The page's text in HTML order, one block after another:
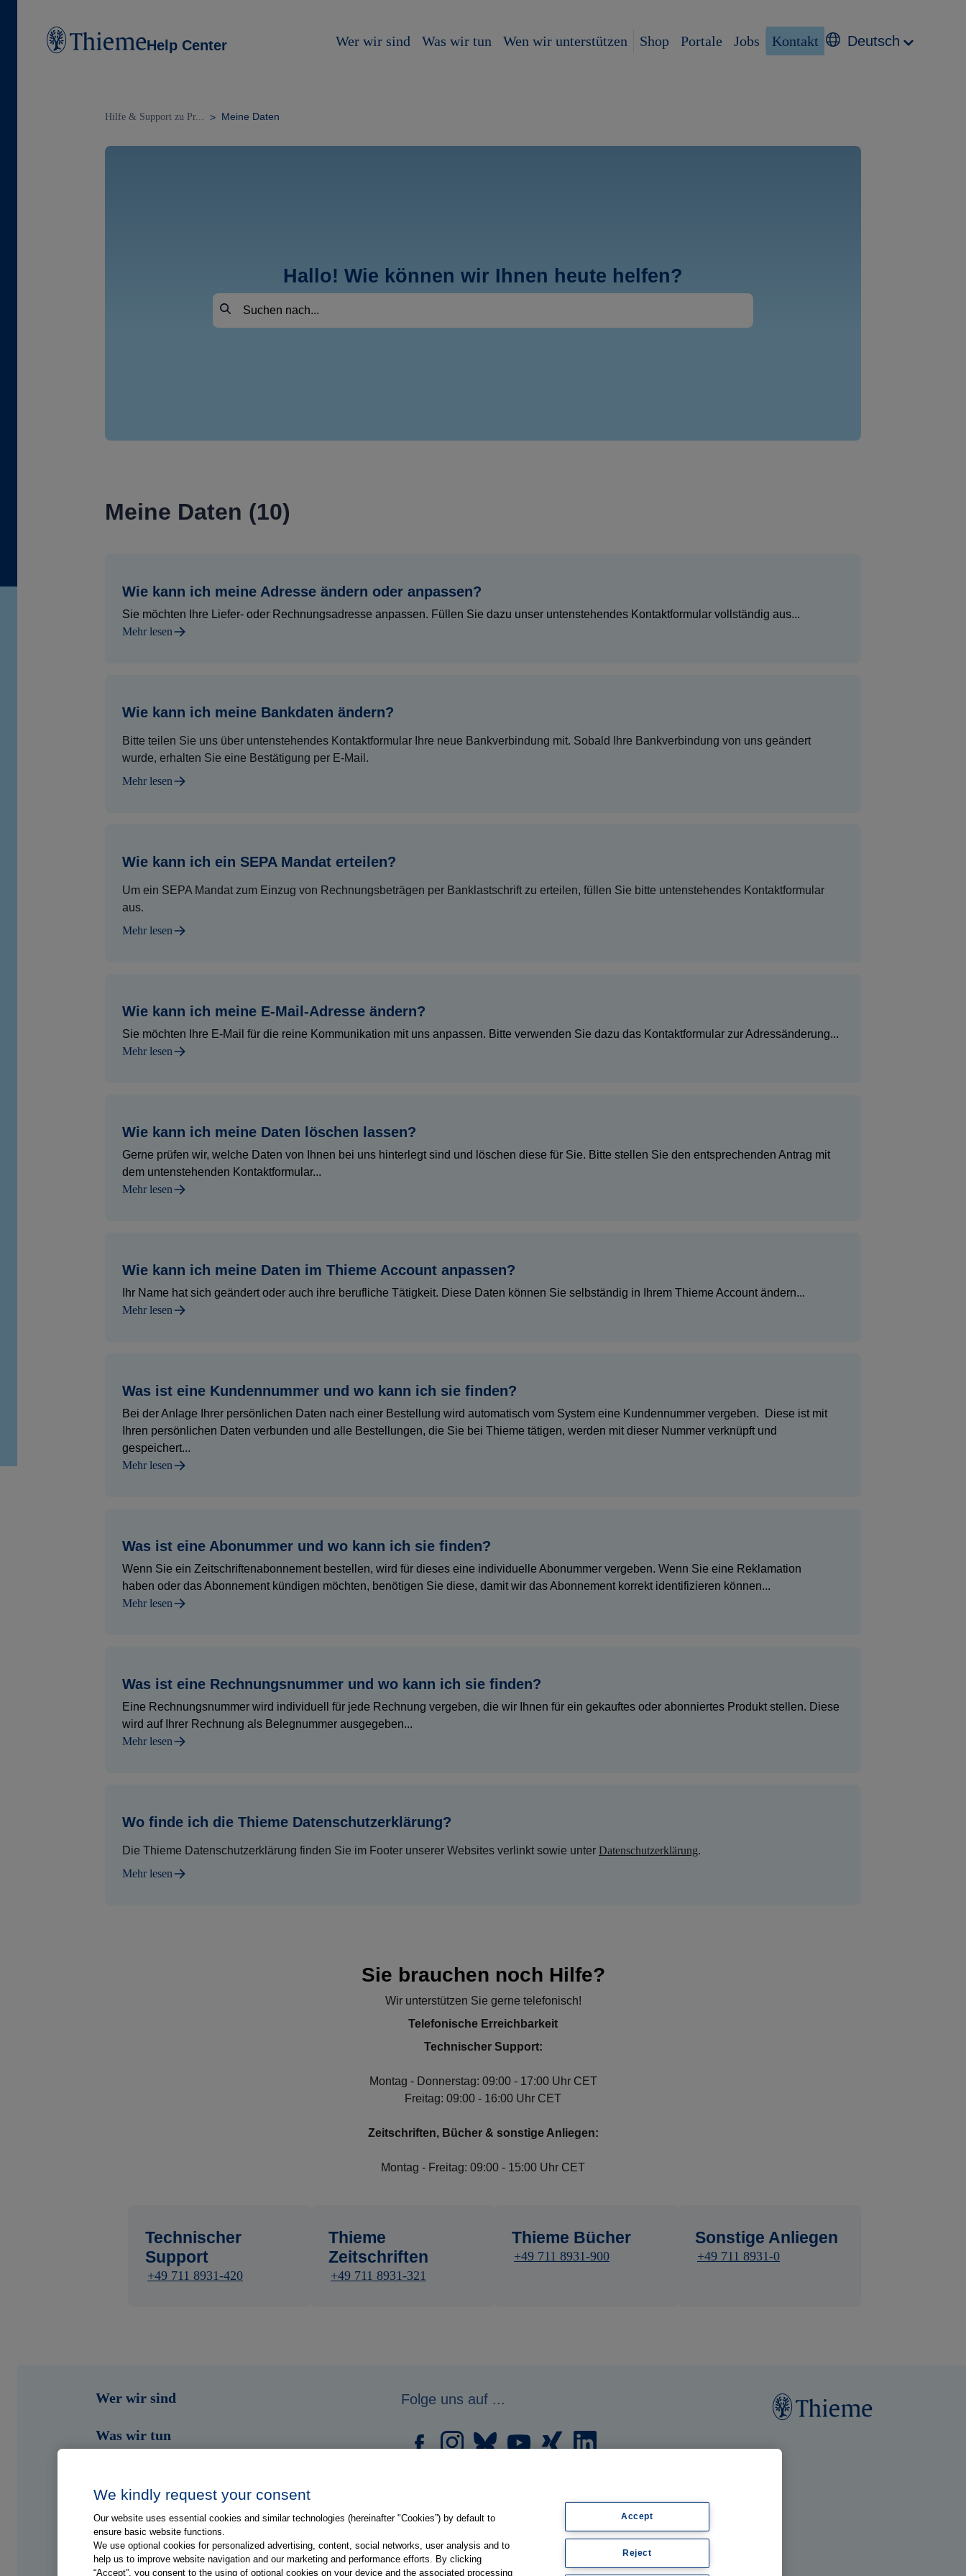
Help Center Wer wir sind Was wir tun Wen wir unterstützen Shop Portale Jobs Kontakt Deutsch
Hilfe & Support zu Pr... Meine Daten
Hallo! Wie können wir Ihnen heute helfen?
Meine Daten (10)
Wie kann ich meine Adresse ändern oder anpassen?
Sie möchten Ihre Liefer- oder Rechnungsadresse anpassen. Füllen Sie dazu unser untenstehendes Kontaktformular vollständig aus...
Mehr lesen
Wie kann ich meine Bankdaten ändern?
Bitte teilen Sie uns über untenstehendes Kontaktformular Ihre neue Bankverbindung mit. Sobald Ihre Bankverbindung von uns geändert
wurde, erhalten Sie eine Bestätigung per E-Mail.
Mehr lesen
Wie kann ich ein SEPA Mandat erteilen?
Um ein SEPA Mandat zum Einzug von Rechnungsbeträgen per Banklastschrift zu erteilen, füllen Sie bitte untenstehendes Kontaktformular
aus.
Mehr lesen
Wie kann ich meine E-Mail-Adresse ändern?
Sie möchten Ihre E-Mail für die reine Kommunikation mit uns anpassen. Bitte verwenden Sie dazu das Kontaktformular zur Adressänderung...
Mehr lesen
Wie kann ich meine Daten löschen lassen?
Gerne prüfen wir, welche Daten von Ihnen bei uns hinterlegt sind und löschen diese für Sie. Bitte stellen Sie den entsprechenden Antrag mit
dem untenstehenden Kontaktformular...
Mehr lesen
Wie kann ich meine Daten im Thieme Account anpassen?
Ihr Name hat sich geändert oder auch ihre berufliche Tätigkeit. Diese Daten können Sie selbständig in Ihrem Thieme Account ändern...
Mehr lesen
Was ist eine Kundennummer und wo kann ich sie finden?
Bei der Anlage Ihrer persönlichen Daten nach einer Bestellung wird automatisch vom System eine Kundennummer vergeben. Diese ist mit
Ihren persönlichen Daten verbunden und alle Bestellungen, die Sie bei Thieme tätigen, werden mit dieser Nummer verknüpft und
gespeichert...
Mehr lesen
Was ist eine Abonummer und wo kann ich sie finden?
Wenn Sie ein Zeitschriftenabonnement bestellen, wird für dieses eine individuelle Abonummer vergeben. Wenn Sie eine Reklamation
haben oder das Abonnement kündigen möchten, benötigen Sie diese, damit wir das Abonnement korrekt identifizieren können...
Mehr lesen
Was ist eine Rechnungsnummer und wo kann ich sie finden?
Eine Rechnungsnummer wird individuell für jede Rechnung vergeben, die wir Ihnen für ein gekauftes oder abonniertes Produkt stellen. Diese
wird auf Ihrer Rechnung als Belegnummer ausgegeben...
Mehr lesen
Wo finde ich die Thieme Datenschutzerklärung?
Die Thieme Datenschutzerklärung finden Sie im Footer unserer Websites verlinkt sowie unter Datenschutzerklärung.
Mehr lesen
Sie brauchen noch Hilfe?
Wir unterstützen Sie gerne telefonisch!
Telefonische Erreichbarkeit
Technischer Support:
Montag - Donnerstag: 09:00 - 17:00 Uhr CET
Freitag: 09:00 - 16:00 Uhr CET
Zeitschriften, Bücher & sonstige Anliegen:
Montag - Freitag: 09:00 - 15:00 Uhr CET
Technischer
Support
+49 711 8931-420
Thieme
Zeitschriften
+49 711 8931-321
Thieme Bücher
+49 711 8931-900
Sonstige Anliegen
+49 711 8931-0
Wer wir sind
Was wir tun
Portale
Folge uns auf ...
We kindly request your consent
Our website uses essential cookies and similar technologies (hereinafter "Cookies”) by default to
ensure basic website functions.
We use optional cookies for personalized advertising, content, social networks, user analysis and to
help us to improve website navigation and our marketing and performance efforts. By clicking
“Accept”, you consent to the using of optional cookies on your device and the associated processing
Accept
Reject